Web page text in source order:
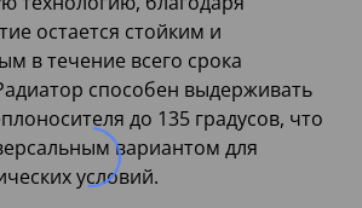
остается стойким и
в течение всего срока
способен выдерживать
до 135 градусов, что
вариантом для
условий.